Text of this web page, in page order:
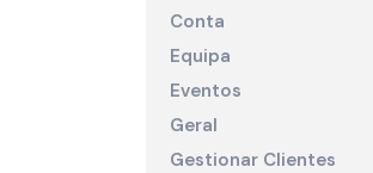
Conta
Equipa
Eventos
Geral
Gestionar Clientes